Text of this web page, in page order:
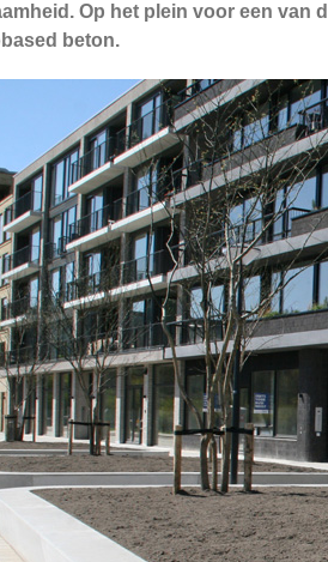
Op het plein voor een
beton.